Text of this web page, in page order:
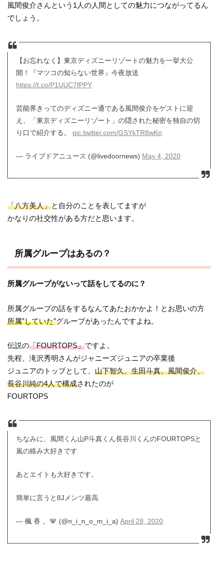
風間俊介さんという1人の人間としての魅力につながってるん
でしょう。
【お忘れなく】東京ディズニーリゾートの魅力を一挙大公
開！『マツコの知らない世界』今夜放送
https://t.co/P1UUC7fPPY
芸能界きってのディズニー通である風間俊介をゲストに迎
え、「東京ディズニーリゾート」の隠された秘密を独自の切
り口で紹介する。 pic.twitter.com/GSYkTR8wKn
— ライブドアニュース (@livedoornews) May 4, 2020
「八方美人」と自分のことを表してますが
かなりの社交性がある方だと思います。
所属グループはあるの？
所属グループがないって話をしてるのに？
所属グループの話をするなんてあたおかかよ！とお思いの方
所属”していた”グループがあったんですよね。
伝説の「FOURTOPS」ですよ。
先程、滝沢秀明さんがジャニーズジュニアの卒業後
ジュニアのトップとして、山下智久、生田斗真、風間俊介、
長谷川純の4人で構成されたのが
FOURTOPS
ちなみに、風間くん山P斗真くん長谷川くんのFOURTOPSと
嵐の絡み大好きです
あとエイトも大好きです。
簡単に言うと8Jメンツ最高
— 楓 香 。 (@n_i_n_o_m_i_a)April 28, 2020